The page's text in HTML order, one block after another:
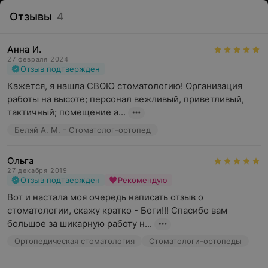
Этапы протезирования и их
особенности
Отзывы 4
Анна И.
27 февраля 2024
Отзыв подтвержден
Кажется, я нашла СВОЮ стоматологию! Организация
работы на высоте; персонал вежливый, приветливый,
тактичный; помещение а...
Беляй А. М. - Стоматолог-ортопед
Ольга
27 декабря 2019
Отзыв подтвержден Рекомендую
Вот и настала моя очередь написать отзыв о
стоматологии, скажу кратко - Боги!!! Спасибо вам
большое за шикарную работу н...
Ортопедическая стоматология Стоматологи-ортопеды